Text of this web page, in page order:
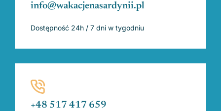
info@wakacjenasardynii.pl
Dostępność 24h / 7 dni w tygodniu
+48 517 417 659